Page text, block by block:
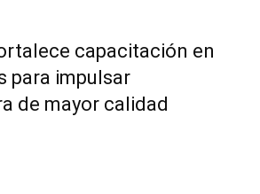
capacitación en
para impulsar
de mayor calidad